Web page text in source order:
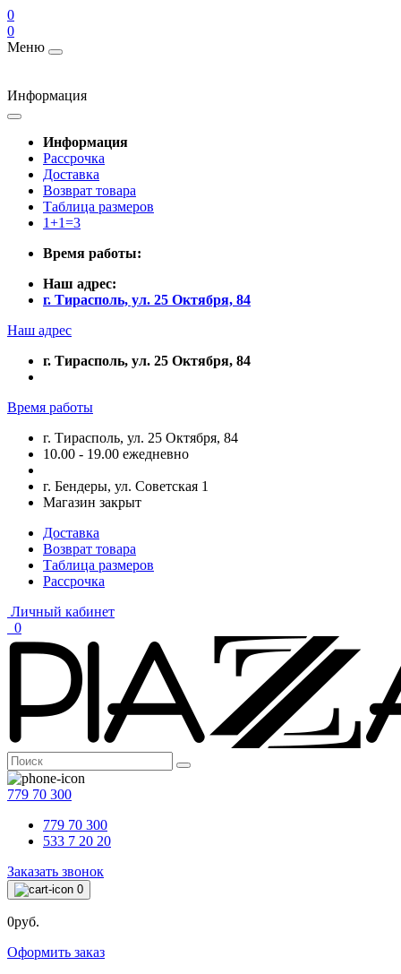
0
0
Меню
Информация
Информация
Рассрочка
Доставка
Возврат товара
Таблица размеров
1+1=3
Время работы:
Наш адрес:
г. Тирасполь, ул. 25 Октября, 84
Наш адрес
г. Тирасполь, ул. 25 Октября, 84
Время работы
г. Тирасполь, ул. 25 Октября, 84
10.00 - 19.00 ежедневно
г. Бендеры, ул. Советская 1
Магазин закрыт
Доставка
Возврат товара
Таблица размеров
Рассрочка
Личный кабинет
0
779 70 300
779 70 300
533 7 20 20
Заказать звонок
0
0руб.
Оформить заказ